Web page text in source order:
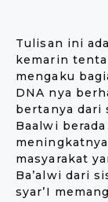
Tulisan ini
kemarin
mengaku
DNA nya
bertanya dari
Baalwi
masyarakat
Ba’alwi dari
syar’I